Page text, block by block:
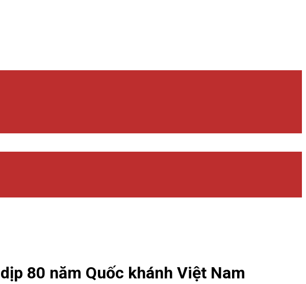
80 năm Quốc khánh Việt Nam